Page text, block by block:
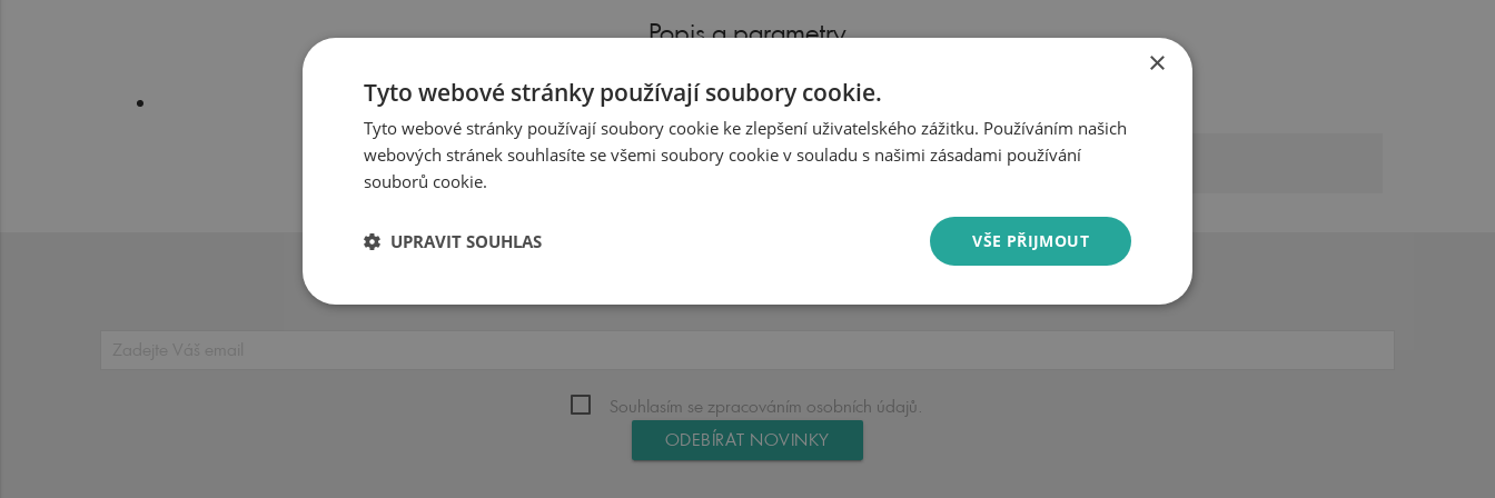
Popis a parametry
Parametry produktu
Určeno pro
Souhlasím se zpracováním osobních údajů.
ODEBÍRAT NOVINKY
×
Tyto webové stránky používají soubory cookie.
Tyto webové stránky používají soubory cookie ke zlepšení uživatelského zážitku. Používáním našich
webových stránek souhlasíte se všemi soubory cookie v souladu s našimi zásadami používání
souborů cookie.
VŠE PŘIJMOUT
UPRAVIT SOUHLAS